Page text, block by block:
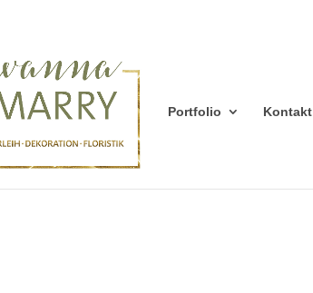
Portfolio Kontakt